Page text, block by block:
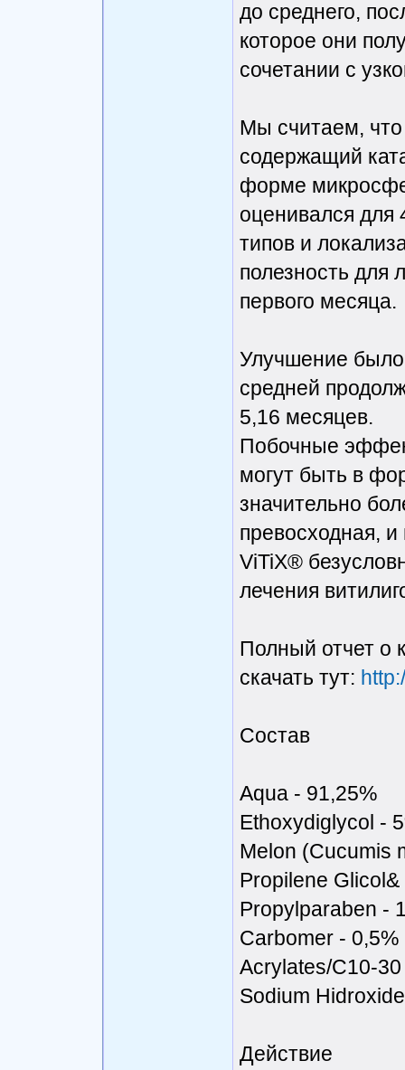
до среднего,
которое они
сочетании с
Мы считаем, что
содержащий
форме
оценивался для
типов и
полезность для
первого месяца.
Улучшение было
средней
5,16 месяцев.
Побочные
могут быть в
значительно
превосходная,
ViTiX®
лечения
Полный отчет о
скачать тут:
Состав
Aqua - 91,25%
Ethoxydiglycol -
Melon (Cucumis
Propilene
Propylparaben -
Carbomer - 0,5%
Acrylates/С10-
Sodium
Действие